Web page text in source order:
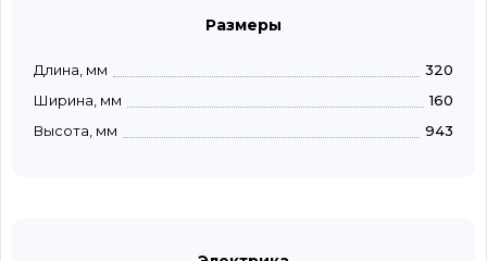
Размеры
Длина, мм
320
Ширина, мм
160
Высота, мм
943